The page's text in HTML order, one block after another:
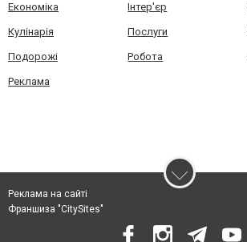
Економіка Інтер'єр
Кулінарія Послуги
Подорожі Робота
Реклама
Реклама на сайті
Франшиза "CitySites"